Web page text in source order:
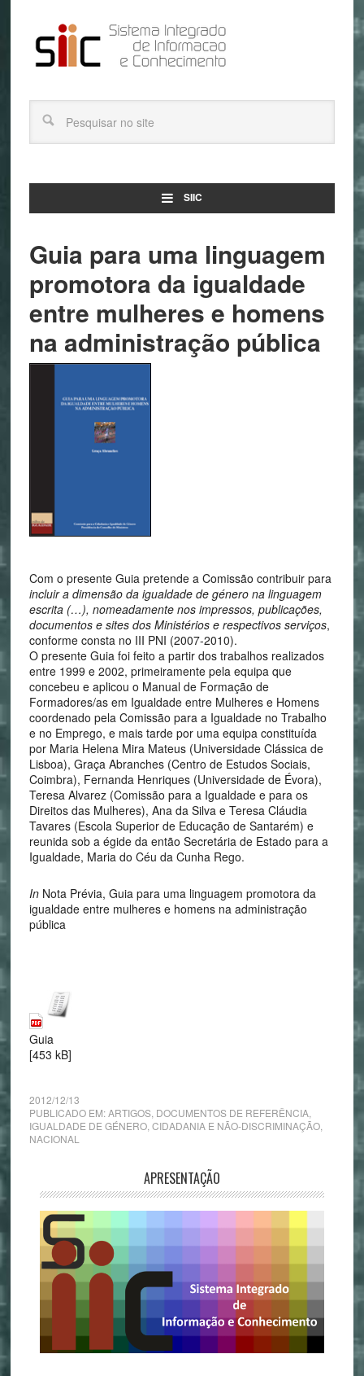
SIIC
Guia para uma linguagem
promotora da igualdade
entre mulheres e homens
na administração pública
Com o presente Guia pretende a Comissão contribuir para
incluir a dimensão da igualdade de género na linguagem
escrita (…), nomeadamente nos impressos, publicações,
documentos e sites dos Ministérios e respectivos serviços,
conforme consta no III PNI (2007-2010).
O presente Guia foi feito a partir dos trabalhos realizados
entre 1999 e 2002, primeiramente pela equipa que
concebeu e aplicou o Manual de Formação de
Formadores/as em Igualdade entre Mulheres e Homens
coordenado pela Comissão para a Igualdade no Trabalho
e no Emprego, e mais tarde por uma equipa constituída
por Maria Helena Mira Mateus (Universidade Clássica de
Lisboa), Graça Abranches (Centro de Estudos Sociais,
Coimbra), Fernanda Henriques (Universidade de Évora),
Teresa Alvarez (Comissão para a Igualdade e para os
Direitos das Mulheres), Ana da Silva e Teresa Cláudia
Tavares (Escola Superior de Educação de Santarém) e
reunida sob a égide da então Secretária de Estado para a
Igualdade, Maria do Céu da Cunha Rego.
InNota Prévia, Guia para uma linguagem promotora da
igualdade entre mulheres e homens na administração
pública
Guia
[453 kB]
2012/12/13
PUBLICADO EM:ARTIGOS, DOCUMENTOS DE REFERÊNCIA,
IGUALDADE DE GÉNERO, CIDADANIA E NÃO-DISCRIMINAÇÃO,
NACIONAL
APRESENTAÇÃO